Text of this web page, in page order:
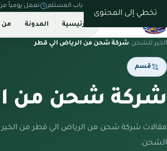
تخطي إلى المحتوى
نستلم من بيتك ونسلّم على باب المستلم نعمل يومياً من 7 صباحاً حتى 11
الرئيسية المدونة من
الخير للشحن/شركة شحن من الرياض الي قطر
قسم
شركة شحن من
مقالات شركة شحن من الرياض الي قطر من
الشحن.